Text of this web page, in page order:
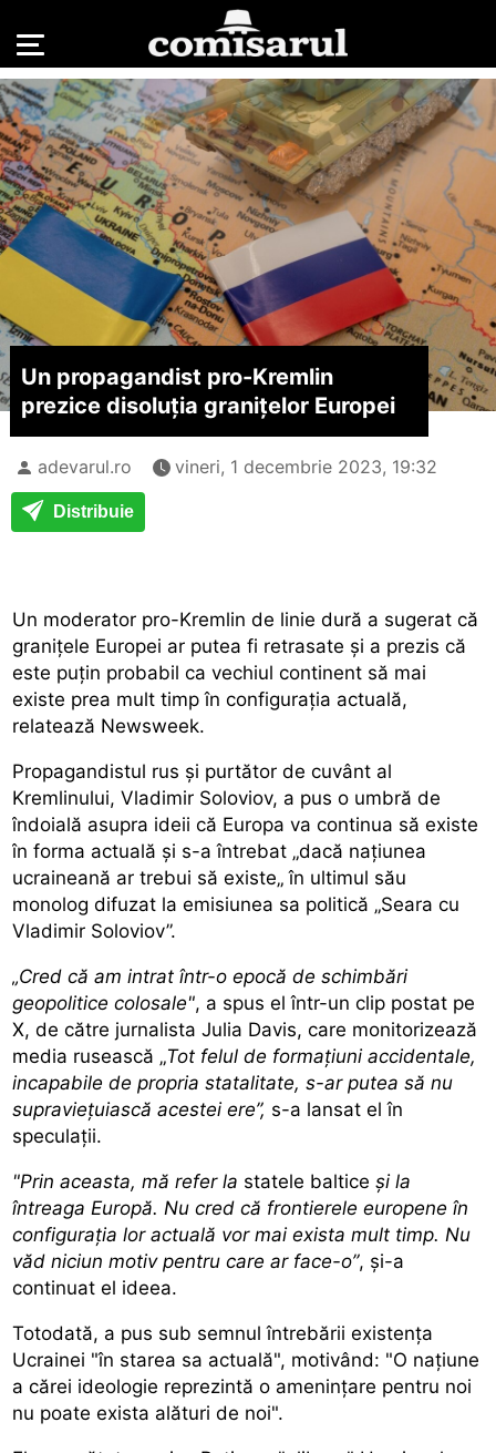
Un propagandist pro-Kremlin
prezice disoluția granițelor Europei
adevarul.ro vineri, 1 decembrie 2023, 19:32
Distribuie
Un moderator pro-Kremlin de linie dură a sugerat că
granițele Europei ar putea fi retrasate și a prezis că
este puțin probabil ca vechiul continent să mai
existe prea mult timp în configurația actuală,
relatează Newsweek.
Propagandistul rus și purtător de cuvânt al
Kremlinului, Vladimir Soloviov, a pus o umbră de
îndoială asupra ideii că Europa va continua să existe
în forma actuală și s-a întrebat „dacă națiunea
ucraineană ar trebui să existe„ în ultimul său
monolog difuzat la emisiunea sa politică „Seara cu
Vladimir Soloviov”.
„Cred că am intrat într-o epocă de schimbări
geopolitice colosale", a spus el într-un clip postat pe
X, de către jurnalista Julia Davis, care monitorizează
media rusească „Tot felul de formațiuni accidentale,
incapabile de propria statalitate, s-ar putea să nu
supraviețuiască acestei ere”, s-a lansat el în
speculații.
"Prin aceasta, mă refer la statele baltice și la
întreaga Europă. Nu cred că frontierele europene în
configurația lor actuală vor mai exista mult timp. Nu
văd niciun motiv pentru care ar face-o”, și-a
continuat el ideea.
Totodată, a pus sub semnul întrebării existența
Ucrainei "în starea sa actuală", motivând: "O națiune
a cărei ideologie reprezintă o amenințare pentru noi
nu poate exista alături de noi".